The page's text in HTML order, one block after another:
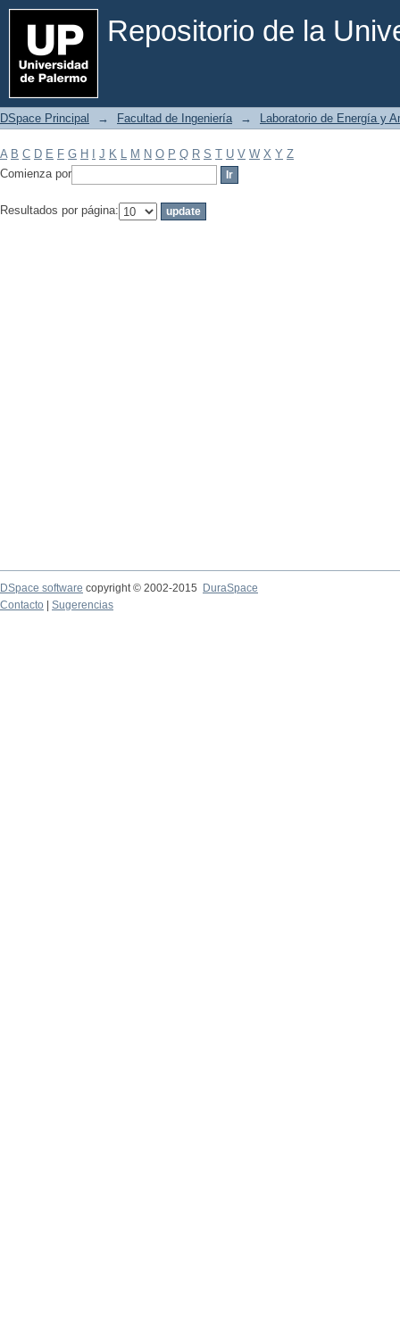
Repositorio de la
Filtrar por: Materia
DSpace Principal → Facultad de Ingeniería → Laboratorio de Energía y
A B C D E F G H J K L M N O P Q R S T U V W X Y Z
Comienza por
Resultados por página:
DSpace software copyright © 2002-2015
DuraSpace
Contacto
Sugerencias